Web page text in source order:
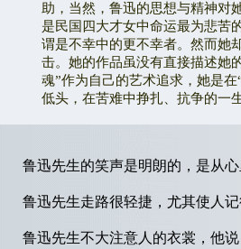
助，当然，鲁迅的思想与精神对
是民国四大才女中命运最为悲苦
谓是不幸中的更不幸者。然而她
击。她的作品虽没有直接描述她
魂”作为自己的艺术追求，她是
低头，在苦难中挣扎、抗争的一
鲁迅先生的笑声是明朗的，是从心
鲁迅先生走路很轻捷，尤其使人记
鲁迅先生不大注意人的衣裳，他说